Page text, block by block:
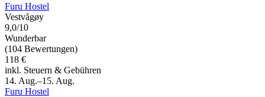
Furu Hostel
Vestvågøy
9,0/10
Wunderbar
(104 Bewertungen)
118 €
inkl. Steuern & Gebühren
14. Aug.–15. Aug.
Furu Hostel